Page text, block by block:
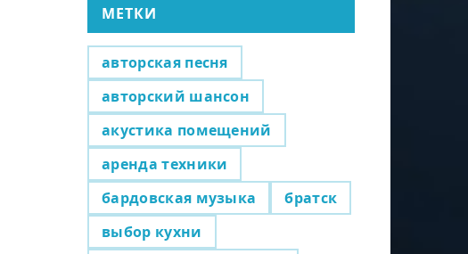
МЕТКИ
авторская песня
авторский шансон
акустика помещений
аренда техники
бардовская музыка
братск
выбор кухни